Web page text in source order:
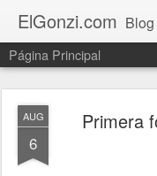
ElGonzi.com Blog de
Página Principal
AUG
6
Primera